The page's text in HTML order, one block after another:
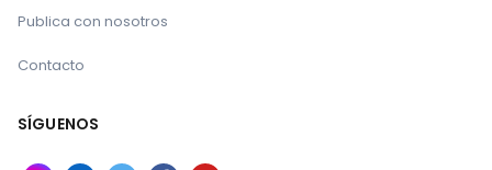
Publica con nosotros
Contacto
SÍGUENOS